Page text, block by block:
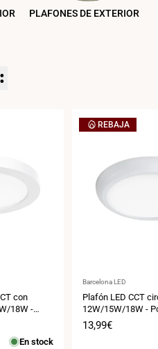
PLAFONES DE EXTERIOR
con
18W -
/
En stock
REBAJA
Proveedor:
Barcelona LED
Plafón LED CCT
12W/15W/18W -
ajustable -
- IP54
Precio
13,99€